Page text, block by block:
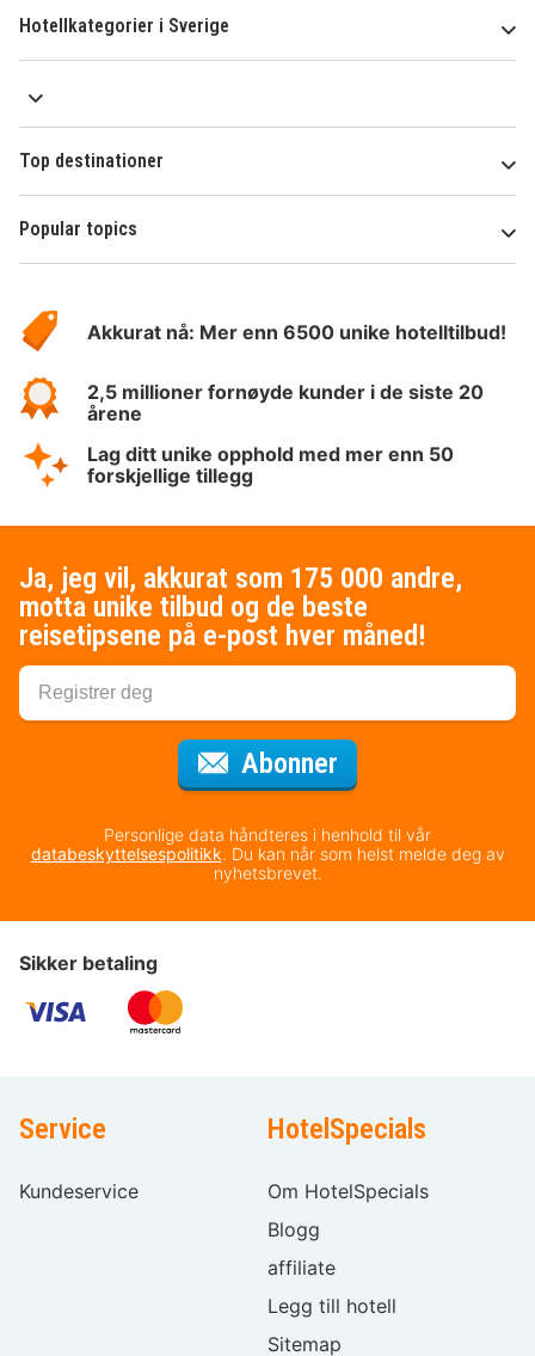
Hotellkategorier i Sverige
Top destinationer
Popular topics
Hotelspecials
Akkurat nå: Mer enn 6500 unike hotelltilbud!
2,5 millioner fornøyde kunder i de siste 20
årene
Lag ditt unike opphold med mer enn 50
forskjellige tillegg
Ja, jeg vil, akkurat som 175 000 andre,
motta unike tilbud og de beste
reisetipsene på e-post hver måned!
Abonner
Personlige data håndteres i henhold til vår
databeskyttelsespolitikk. Du kan når som helst melde deg av
nyhetsbrevet.
Sikker betaling
Service
Kundeservice
HotelSpecials
Om HotelSpecials
Blogg
affiliate
Legg till hotell
Sitemap